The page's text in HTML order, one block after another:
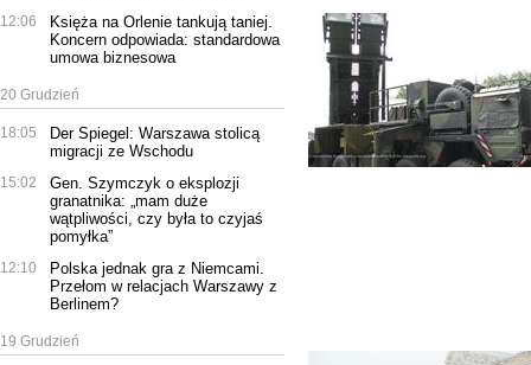
12:06
Księża na Orlenie tankują taniej.
Koncern odpowiada: standardowa
umowa biznesowa
20 Grudzień
18:05
Der Spiegel: Warszawa stolicą
migracji ze Wschodu
15:02
Gen. Szymczyk o eksplozji
granatnika: „mam duże
wątpliwości, czy była to czyjaś
pomyłka”
12:10
Polska jednak gra z Niemcami.
Przełom w relacjach Warszawy z
Berlinem?
19 Grudzień